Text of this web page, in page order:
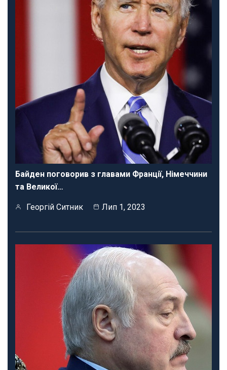
Байден поговорив з главами Франції, Німеччини
та Великої…
Георгій Ситник Лип 1, 2023